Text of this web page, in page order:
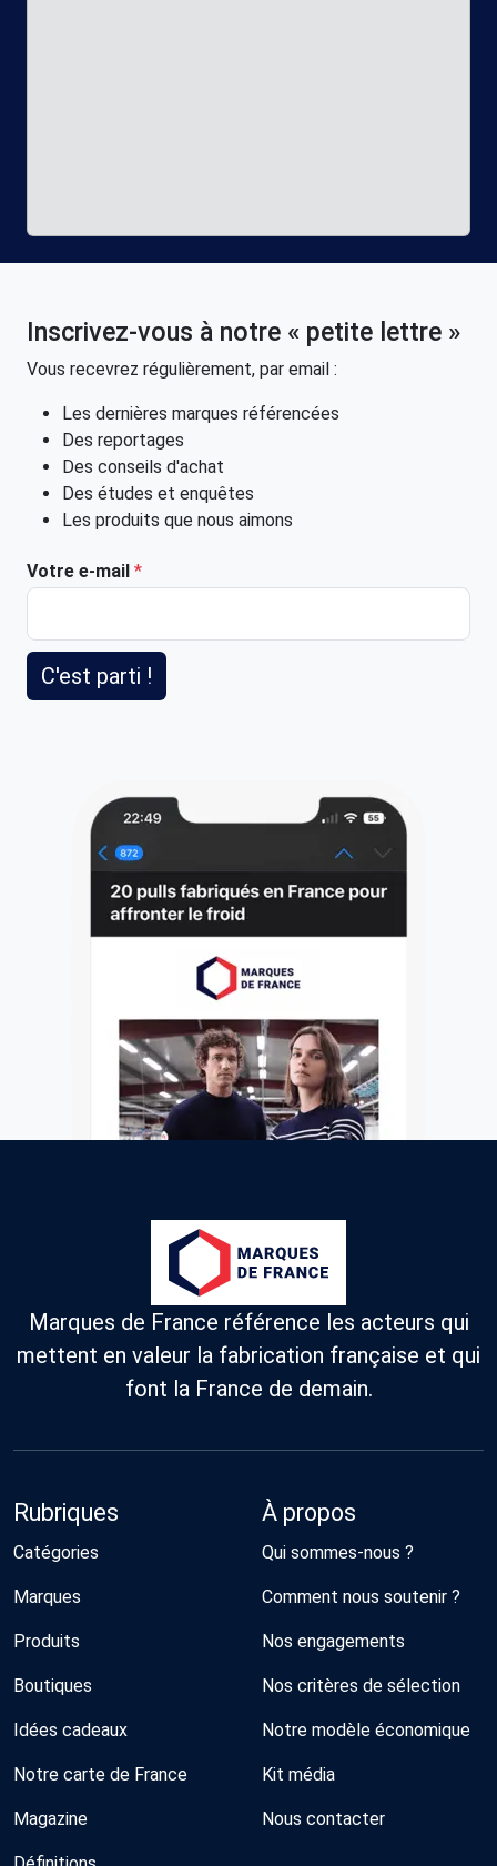
Inscrivez-vous à notre « petite lettre »
Vous recevrez régulièrement, par email :
Les dernières marques référencées
Des reportages
Des conseils d'achat
Des études et enquêtes
Les produits que nous aimons
Votre e-mail *
C'est parti !
Marques de France référence les acteurs qui
mettent en valeur la fabrication française et qui
font la France de demain.
Rubriques
Catégories
Marques
Produits
Boutiques
Idées cadeaux
Notre carte de France
Magazine
À propos
Qui sommes-nous ?
Comment nous soutenir ?
Nos engagements
Nos critères de sélection
Notre modèle économique
Kit média
Nous contacter